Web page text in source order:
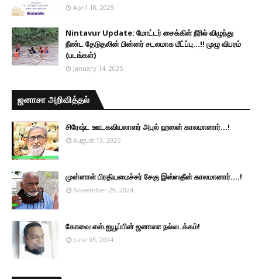
April 18, 2025
Nintavur Update: மோட்டர் சைக்கிள் நீரில் விழுந்து
நீண்ட தேடுதலின் பின்னர் சடலமாக மீட்ப்பு…!! முழு விபரம்
(படங்கள்)
January 14, 2025
ஜனாசா அறிவித்தல்
சிரேஷ்ட ஊடகவியலாளர் அபுல் ஹஸன் காலமானார்...!
August 13, 2025
முன்னாள் பிரதியமைச்சர் சேகு இஸ்ஸதீன் காலமானார்….!
November 29, 2024
கோவை எஸ்.ஐயூப்பின் ஜனாஸா நல்லடக்கம்!
June 03, 2024